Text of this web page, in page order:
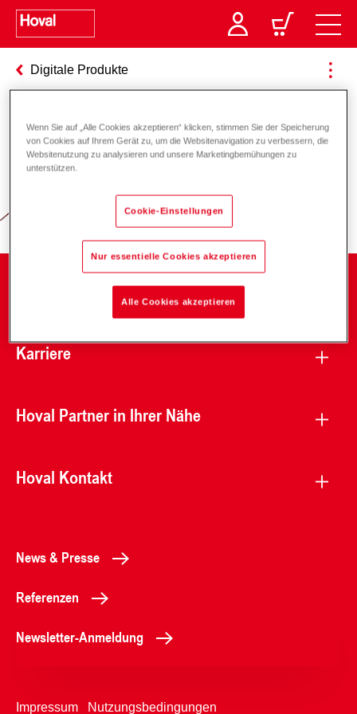
Digitale Produkte
Verantwortung für Energie und
Karriere
Hoval Partner in Ihrer Nähe
Hoval Kontakt
News & Presse
Referenzen
Newsletter-Anmeldung
Impressum Nutzungsbedingungen
Wenn Sie auf „Alle Cookies akzeptieren“ klicken, stimmen Sie der Speicherung
von Cookies auf Ihrem Gerät zu, um die Websitenavigation zu verbessern, die
Websitenutzung zu analysieren und unsere Marketingbemühungen zu
unterstützen.
Cookie-Einstellungen
Nur essentielle Cookies akzeptieren
Alle Cookies akzeptieren